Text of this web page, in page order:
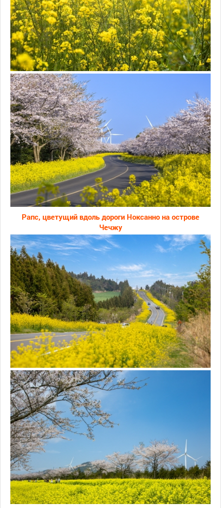
Рапс, цветущий вдоль дороги Ноксанно на острове
Чечжу